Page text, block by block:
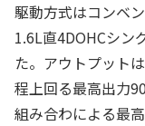
駆動方式はコンベ
1.6L直4DOHCシン
た。アウトプット
程上回る最高出力
組み合わによる最